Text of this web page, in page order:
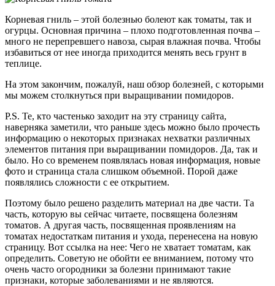
Корневая гниль – этой болезнью болеют как томаты, так и
огурцы. Основная причина – плохо подготовленная почва –
много не перепревшего навоза, сырая влажная почва. Чтобы
избавиться от нее иногда приходится менять весь грунт в
теплице.
На этом закончим, пожалуй, наш обзор болезней, с которыми
мы можем столкнуться при выращивании помидоров.
P.S. Те, кто частенько заходит на эту страницу сайта,
наверняка заметили, что раньше здесь можно было прочесть
информацию о некоторых признаках нехватки различных
элементов питания при выращивании помидоров. Да, так и
было. Но со временем появлялась новая информация, новые
фото и страница стала слишком объемной. Порой даже
появлялись сложности с ее открытием.
Поэтому было решено разделить материал на две части. Та
часть, которую вы сейчас читаете, посвящена болезням
томатов. А другая часть, посвященная проявлениям на
томатах недостаткам питания и ухода, перенесена на новую
страницу. Вот ссылка на нее: Чего не хватает томатам, как
определить. Советую не обойти ее вниманием, потому что
очень часто огородники за болезни принимают такие
признаки, которые заболеваниями и не являются.